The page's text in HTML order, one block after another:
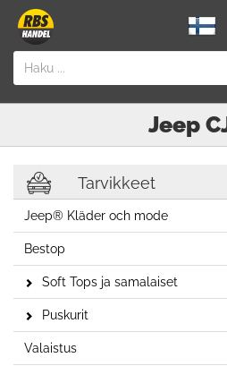
Jeep
Tarvikkeet
Jeep® Kläder och mode
Bestop
Soft Tops ja samalaiset
Puskurit
Valaistus